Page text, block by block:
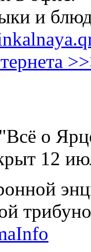
и
о
12